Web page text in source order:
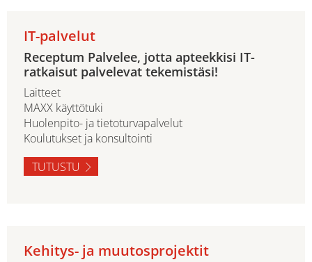
IT-palvelut
Receptum Palvelee, jotta apteekkisi IT-
ratkaisut palvelevat tekemistäsi!
Laitteet
MAXX käyttötuki
Huolenpito- ja tietoturvapalvelut
Koulutukset ja konsultointi
TUTUSTU
Kehitys- ja muutosprojektit